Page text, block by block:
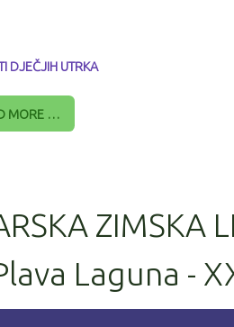
DJEČJIH UTRKA
MORE …
ZIMSKA
Laguna -